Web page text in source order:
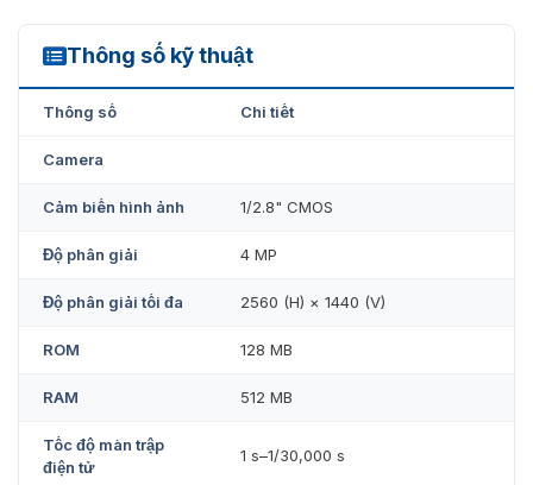
Thông số kỹ thuật
SD60432DB-HNY-SL
Thông số Chi tiết
Camera
Cảm biến hình ảnh 1/2.8" CMOS
Độ phân giải 4 MP
Độ phân giải tối đa 2560 (H) × 1440 (V)
ROM 128 MB
RAM 512 MB
Tốc độ màn trập
điện tử
1 s–1/30,000 s